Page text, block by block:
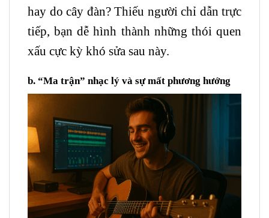
hay do cây đàn? Thiếu người chỉ dẫn trực
tiếp, bạn dễ hình thành những thói quen
xấu cực kỳ khó sửa sau này.
b. “Ma trận” nhạc lý và sự mất phương hướng